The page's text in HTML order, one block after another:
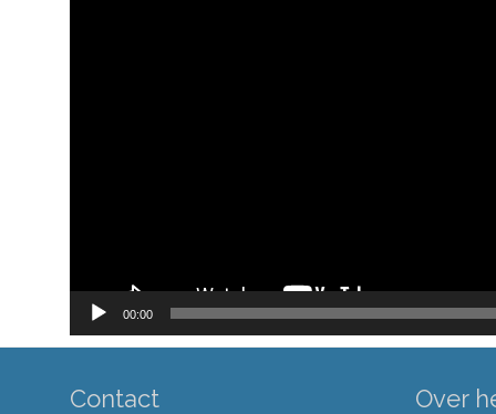
00:00
Contact
Over